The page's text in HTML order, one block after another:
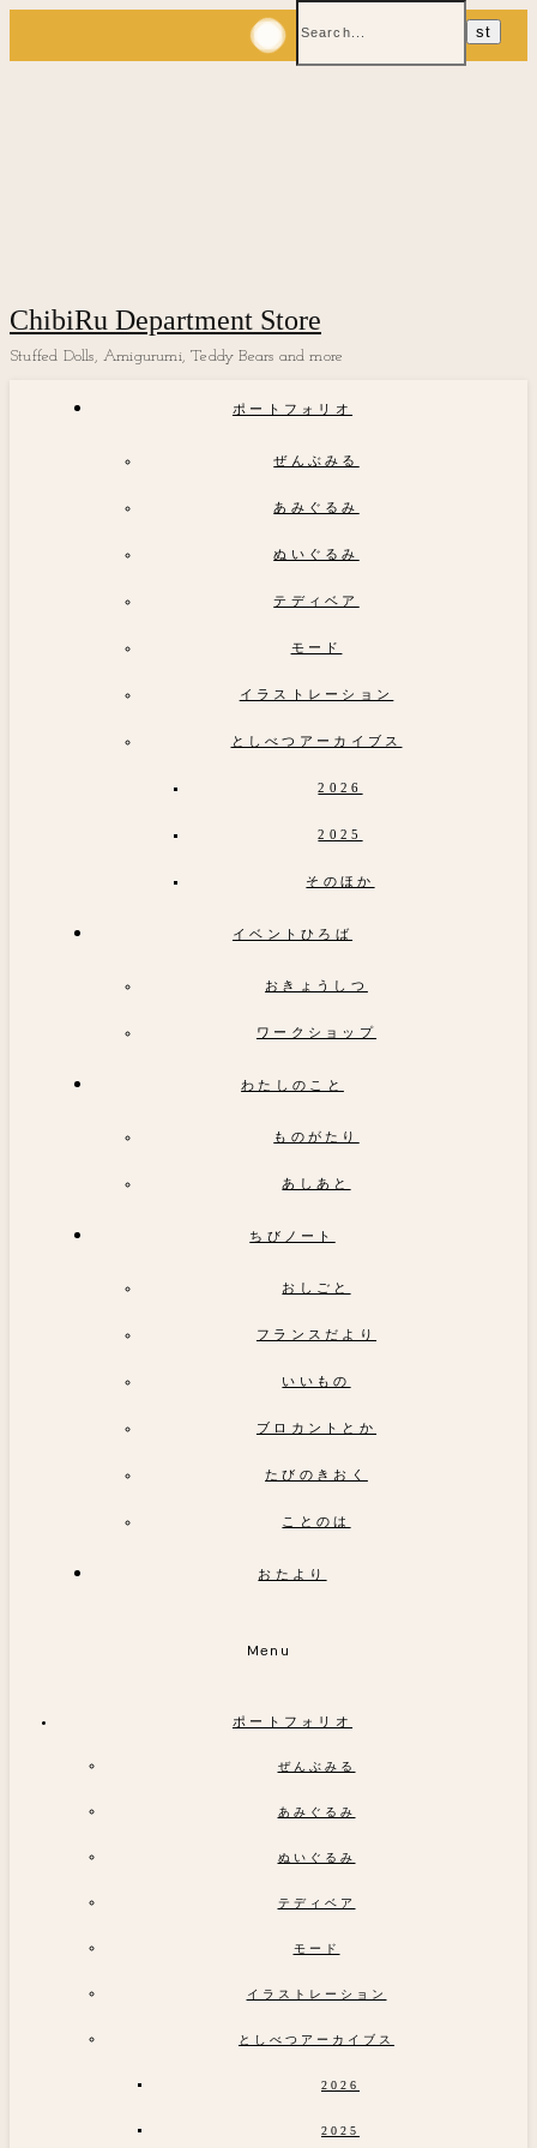
ChibiRu Department Store
Stuffed Dolls, Amigurumi, Teddy Bears and more
ポートフォリオ
ぜんぶみる
あみぐるみ
ぬいぐるみ
テディベア
モード
イラストレーション
としべつアーカイブス
2026
2025
そのほか
イベントひろば
おきょうしつ
ワークショップ
わたしのこと
ものがたり
あしあと
ちびノート
おしごと
フランスだより
いいもの
ブロカントとか
たびのきおく
ことのは
おたより
Menu
ポートフォリオ
ぜんぶみる
あみぐるみ
ぬいぐるみ
テディベア
モード
イラストレーション
としべつアーカイブス
2026
2025